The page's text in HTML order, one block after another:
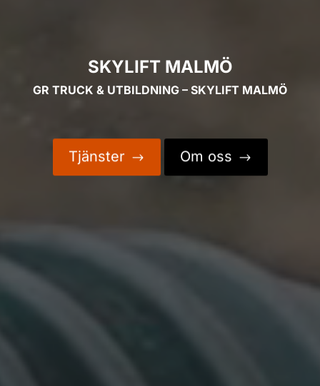
SKYLIFT MALMÖ
GR TRUCK & UTBILDNING – SKYLIFT MALMÖ
Tjänster $ Om oss $